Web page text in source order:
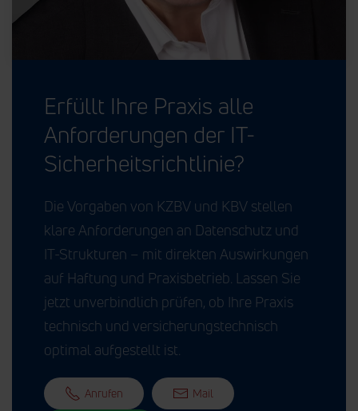
Erfüllt Ihre Praxis alle
Anforderungen der IT-
Sicherheitsrichtlinie?
Die Vorgaben von KZBV und KBV stellen
klare Anforderungen an Datenschutz und
IT-Strukturen – mit direkten Auswirkungen
auf Haftung und Praxisbetrieb. Lassen Sie
jetzt unverbindlich prüfen, ob Ihre Praxis
technisch und versicherungstechnisch
optimal aufgestellt ist.
Anrufen Mail